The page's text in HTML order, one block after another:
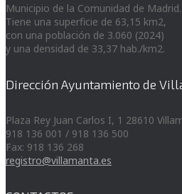
Municipio de la Comunidad de Madrid.
Tiene una superficie de 63,15 km2,
con una población de 3.060 (2024)
y una densidad de 33,37 hab./km2.
Dirección Ayuntamiento de
Plaza Rey Juan Carlos I, 1 28610
918 136 001 / 918 136 500
Fax: 918 136 268
registro@villamanta.es